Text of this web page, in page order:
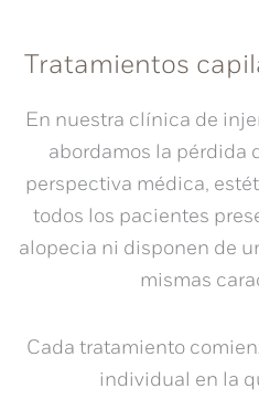
Tratamientos
En nuestra clínica de
abordamos la pérdida
perspectiva médica,
todos los pacientes
alopecia ni disponen de
mismas
Cada tratamiento
individual en la